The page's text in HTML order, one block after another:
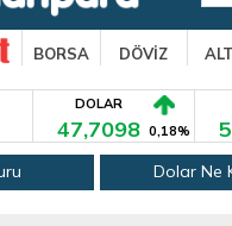
BORSA DÖVİZ
DOLAR
47,7098 0,18%
Dolar Ne